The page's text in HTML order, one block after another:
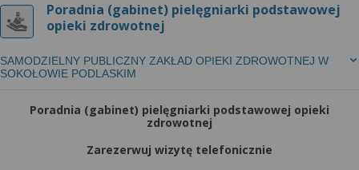
Poradnia (gabinet) pielęgniarki podstawowej
opieki zdrowotnej
SAMODZIELNY PUBLICZNY ZAKŁAD OPIEKI ZDROWOTNEJ W
SOKOŁOWIE PODLASKIM
Poradnia (gabinet) pielęgniarki podstawowej opieki
zdrowotnej
Zarezerwuj wizytę telefonicznie